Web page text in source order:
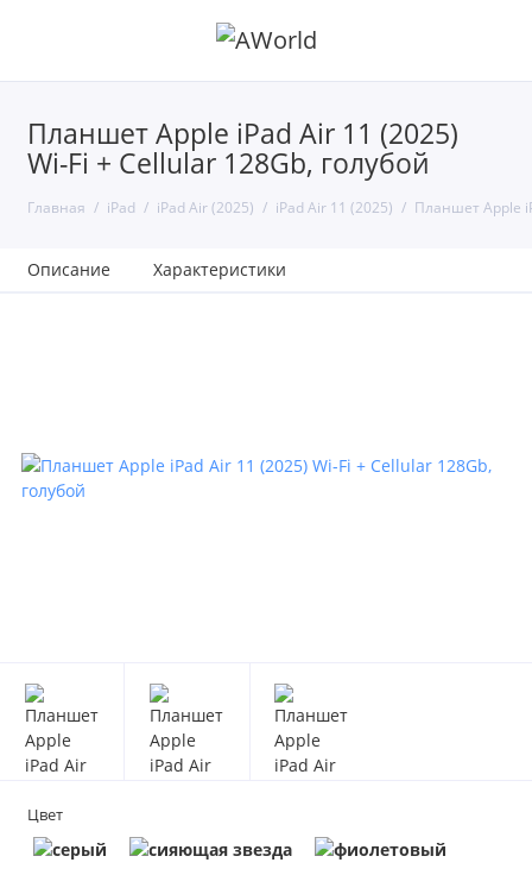
Планшет Apple iPad Air 11 (2025)
Wi-Fi + Cellular 128Gb, голубой
Главная iPad iPad Air (2025) iPad Air 11 (2025) Планшет Apple
Описание Характеристики
Цвет